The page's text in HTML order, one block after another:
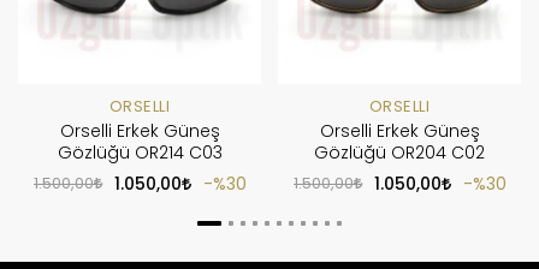
ORSELLI
Orselli Erkek Güneş
Gözlüğü OR214 C03
1.500,00 1.050,00 %30
ORSELLI
Orselli Erkek Güneş
Gözlüğü OR204 C02
1.500,00 1.050,00 %30